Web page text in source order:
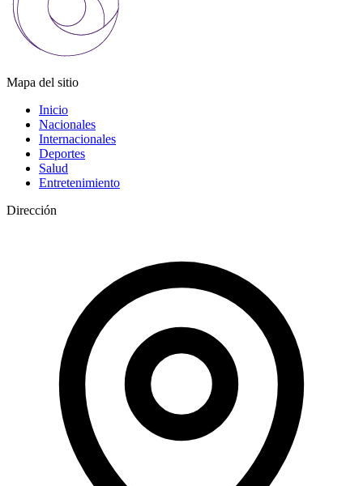
Mapa del sitio
Inicio
Nacionales
Internacionales
Deportes
Salud
Entretenimiento
Dirección